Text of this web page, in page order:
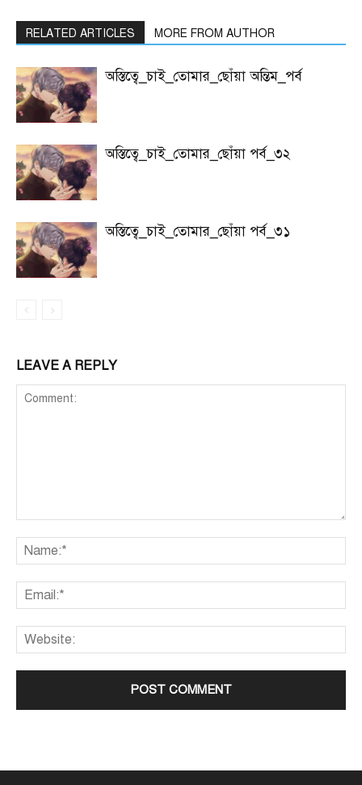
RELATED ARTICLES MORE FROM AUTHOR
অস্তিত্বে_চাই_তোমার_ছোঁয়া অন্তিম_পর্ব
অস্তিত্বে_চাই_তোমার_ছোঁয়া পর্ব_৩২
অস্তিত্বে_চাই_তোমার_ছোঁয়া পর্ব_৩১
LEAVE A REPLY